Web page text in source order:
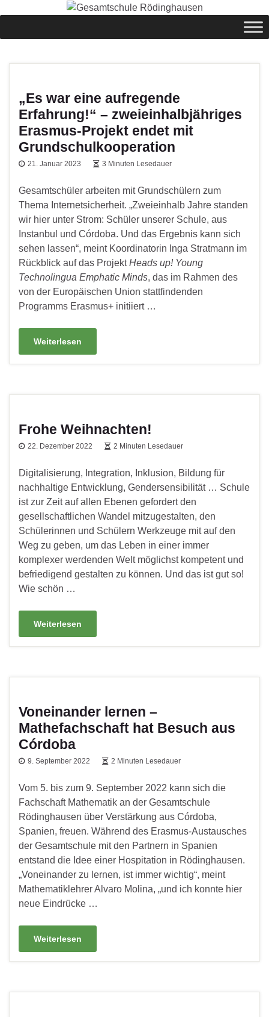
springen
„Es war eine aufregende
Erfahrung!“ – zweieinhalbjähriges
Erasmus-Projekt endet mit
Grundschulkooperation
21. Januar 2023 3 Minuten Lesedauer
Gesamtschüler arbeiten mit Grundschülern zum
Thema Internetsicherheit. „Zweieinhalb Jahre standen
wir hier unter Strom: Schüler unserer Schule, aus
Instanbul und Córdoba. Und das Ergebnis kann sich
sehen lassen“, meint Koordinatorin Inga Stratmann im
Rückblick auf das ProjektHeads up! Young
Technolingua Emphatic Minds, das im Rahmen des
von der Europäischen Union stattfindenden
Programms Erasmus+ initiiert …
Weiterlesen
Frohe Weihnachten!
22. Dezember 2022 2 Minuten Lesedauer
Digitalisierung, Integration, Inklusion, Bildung für
nachhaltige Entwicklung, Gendersensibilität … Schule
ist zur Zeit auf allen Ebenen gefordert den
gesellschaftlichen Wandel mitzugestalten, den
Schülerinnen und Schülern Werkzeuge mit auf den
Weg zu geben, um das Leben in einer immer
komplexer werdenden Welt möglichst kompetent und
befriedigend gestalten zu können. Und das ist gut so!
Wie schön …
Weiterlesen
Voneinander lernen –
Mathefachschaft hat Besuch aus
Córdoba
9. September 2022 2 Minuten Lesedauer
Vom 5. bis zum 9. September 2022 kann sich die
Fachschaft Mathematik an der Gesamtschule
Rödinghausen über Verstärkung aus Córdoba,
Spanien, freuen. Während des Erasmus-Austausches
der Gesamtschule mit den Partnern in Spanien
entstand die Idee einer Hospitation in Rödinghausen.
„Voneinander zu lernen, ist immer wichtig“, meint
Mathematiklehrer Alvaro Molina, „und ich konnte hier
neue Eindrücke …
Weiterlesen